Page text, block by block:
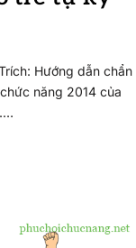
Hướng dẫn chẩn
năng 2014 của